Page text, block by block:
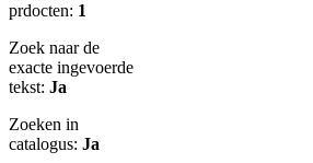
prdocten: 1
Zoek naar de
exacte ingevoerde
tekst: Ja
Zoeken in
catalogus: Ja